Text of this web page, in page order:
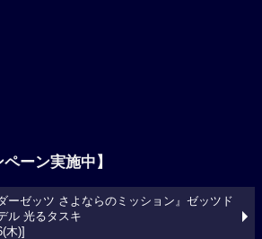
ーン実施中】
ーゼッツ さよならのミッション』ゼッツド
ル 光るタスキ
木)]